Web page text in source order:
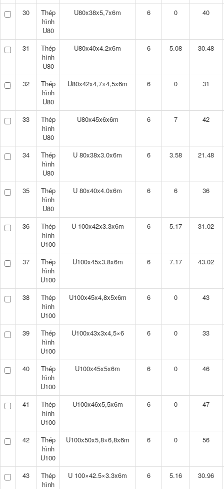
30
Thép
hình
U80
U80x38x5,7x6m 6 0 40
31
Thép
hình
U80
U80x40x4.2x6m 6 5.08 30.48
32
Thép
hình
U80
U80x42x4,7×4,5x6m 6 0 31
33
Thép
hình
U80
U80x45x6x6m 6 7 42
34
Thép
hình
U80
U 80x38x3.0x6m 6 3.58 21.48
35
Thép
hình
U80
U 80x40x4.0x6m 6 6 36
36
Thép
hình
U100
U 100x42x3.3x6m 6 5.17 31.02
37
Thép
hình
U100
U100x45x3.8x6m 6 7.17 43.02
38
Thép
hình
U100
U100x45x4,8x5x6m 6 0 43
39
Thép
hình
U100
U100x43x3x4,5×6 6 0 33
40
Thép
hình
U100
U100x45x5x6m 6 0 46
41
Thép
hình
U100
U100x46x5,5x6m 6 0 47
42
Thép
hình
U100
U100x50x5,8×6,8x6m 6 0 56
43
Thép
hình
U 100×42.5×3.3x6m 6 5.16 30.96